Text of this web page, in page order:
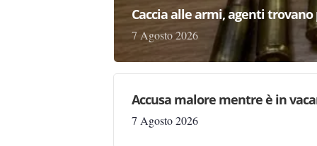
Caccia alle armi, agenti
7 Agosto 2026
Accusa malore mentre è in
7 Agosto 2026